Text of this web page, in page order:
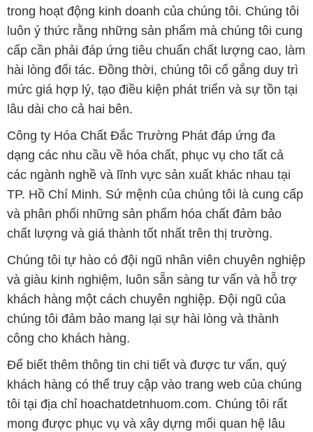
trong hoạt động kinh doanh của chúng tôi. Chúng tôi
luôn ý thức rằng những sản phẩm mà chúng tôi cung
cấp cần phải đáp ứng tiêu chuẩn chất lượng cao, làm
hài lòng đối tác. Đồng thời, chúng tôi cố gắng duy trì
mức giá hợp lý, tạo điều kiện phát triển và sự tồn tại
lâu dài cho cả hai bên.
Công ty Hóa Chất Đắc Trường Phát đáp ứng đa
dạng các nhu cầu về hóa chất, phục vụ cho tất cả
các ngành nghề và lĩnh vực sản xuất khác nhau tại
TP. Hồ Chí Minh. Sứ mệnh của chúng tôi là cung cấp
và phân phối những sản phẩm hóa chất đảm bảo
chất lượng và giá thành tốt nhất trên thị trường.
Chúng tôi tự hào có đội ngũ nhân viên chuyên nghiệp
và giàu kinh nghiệm, luôn sẵn sàng tư vấn và hỗ trợ
khách hàng một cách chuyên nghiệp. Đội ngũ của
chúng tôi đảm bảo mang lại sự hài lòng và thành
công cho khách hàng.
Để biết thêm thông tin chi tiết và được tư vấn, quý
khách hàng có thể truy cập vào trang web của chúng
tôi tại địa chỉ hoachatdetnhuom.com. Chúng tôi rất
mong được phục vụ và xây dựng mối quan hệ lâu